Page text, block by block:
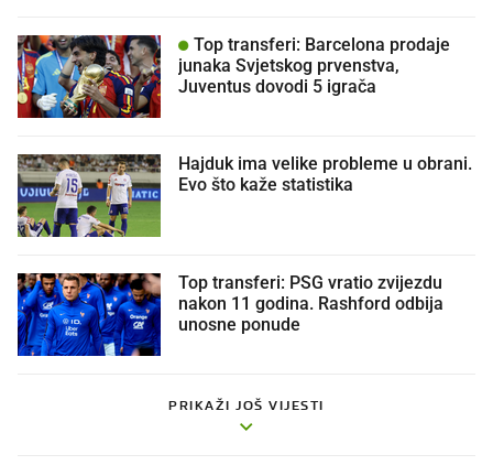
Top transferi: Barcelona prodaje
junaka Svjetskog prvenstva,
Juventus dovodi 5 igrača
Hajduk ima velike probleme u obrani.
Evo što kaže statistika
Top transferi: PSG vratio zvijezdu
nakon 11 godina. Rashford odbija
unosne ponude
PRIKAŽI JOŠ VIJESTI